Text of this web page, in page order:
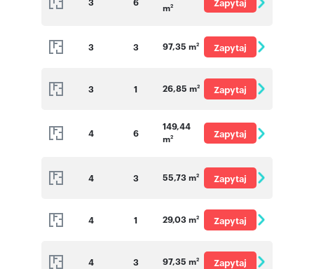
m2
3 3 97,35 m2
Zapytaj
3 1 26,85 m2
Zapytaj
4 6
149,44
m2
Zapytaj
4 3 55,73 m2
Zapytaj
4 1 29,03 m2
Zapytaj
4 3 97,35 m2
Zapytaj